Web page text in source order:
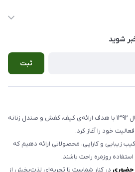
شوید
ثبت
از سال ۱۳۹۲ با هدف ارائه‌ی کیف، کفش و صندل زنانه
خود را آغاز کرد.
زیبایی و کارایی، محصولاتی ارائه دهیم که
روزمره راحت باشند.
حضوری در کنار شماست تا تجربه‌ای لذت‌بخش از